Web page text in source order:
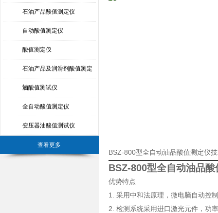
石油产品酸值测定仪
自动酸值测定仪
酸值测定仪
石油产品及润滑剂酸值测定
法
油酸值测试仪
全自动酸值测定仪
变压器油酸值测试仪
查看更多
BSZ-800型全自动油品酸值测定仪
BSZ-800型全自动油品酸
优势特点
1. 采用中和法原理，微电脑自动控
2. 检测系统采用进口激光元件，功